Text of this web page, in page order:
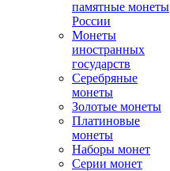
памятные монеты
России
Монеты
иностранных
государств
Серебряные
монеты
Золотые монеты
Платиновые
монеты
Наборы монет
Серии монет